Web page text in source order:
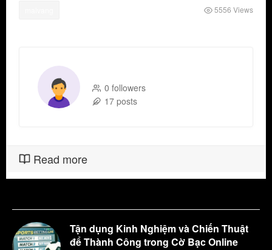
5556 Views
0 followers
17 posts
Read more
Tận dụng Kinh Nghiệm và Chiến Thuật
để Thành Công trong Cờ Bạc Online